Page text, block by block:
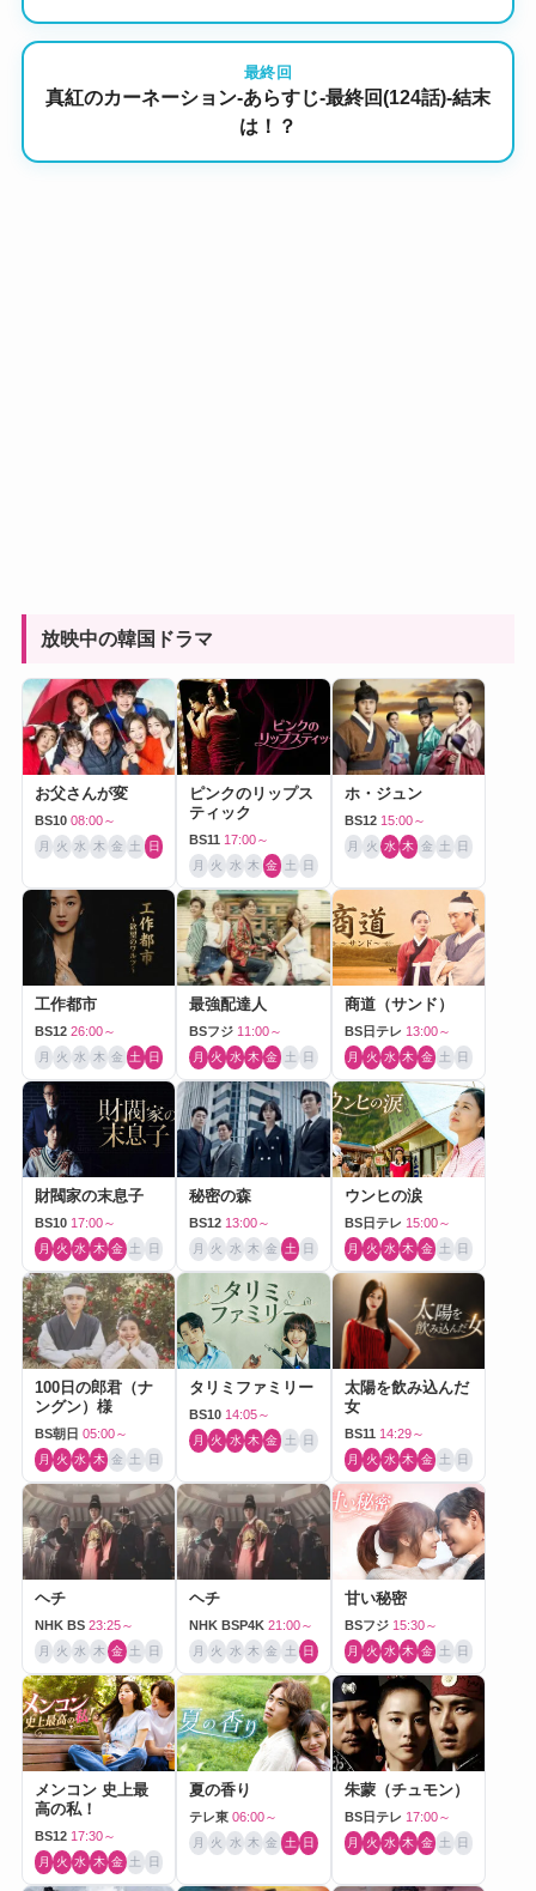
最終回
真紅のカーネーション-あらすじ-最終回(124話)-結末
は！？
放映中の韓国ドラマ
お父さんが変
BS10 08:00～
月 火 水 木 金 土 日
ピンクのリップス
ティック
BS11 17:00～
月 火 水 木 金 土 日
ホ・ジュン
BS12 15:00～
月 火 水 木 金 土 日
工作都市
BS12 26:00～
月 火 水 木 金 土 日
最強配達人
BSフジ 11:00～
月 火 水 木 金 土 日
商道（サンド）
BS日テレ 13:00～
月 火 水 木 金 土 日
財閥家の末息子
BS10 17:00～
月 火 水 木 金 土 日
秘密の森
BS12 13:00～
月 火 水 木 金 土 日
ウンヒの涙
BS日テレ 15:00～
月 火 水 木 金 土 日
100日の郎君（ナ
ングン）様
BS朝日 05:00～
月 火 水 木 金 土 日
タリミファミリー
BS10 14:05～
月 火 水 木 金 土 日
太陽を飲み込んだ
女
BS11 14:29～
月 火 水 木 金 土 日
ヘチ
NHK BS 23:25～
月 火 水 木 金 土 日
ヘチ
NHK BSP4K 21:00～
月 火 水 木 金 土 日
甘い秘密
BSフジ 15:30～
月 火 水 木 金 土 日
メンコン 史上最
高の私！
BS12 17:30～
月 火 水 木 金 土 日
夏の香り
テレ東 06:00～
月 火 水 木 金 土 日
朱蒙（チュモン）
BS日テレ 17:00～
月 火 水 木 金 土 日